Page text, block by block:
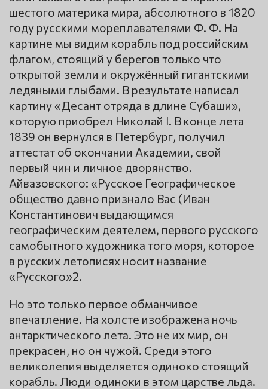
шестого материка мира, абсолютного в 1820
году русскими мореплавателями Ф. Ф. На
картине мы видим корабль под российским
флагом, стоящий у берегов только что
открытой земли и окружённый гигантскими
ледяными глыбами. В результате написал
картину «Десант отряда в длине Субаши»,
которую приобрел Николай I. В конце лета
1839 он вернулся в Петербург, получил
аттестат об окончании Академии, свой
первый чин и личное дворянство.
Айвазовского: «Русское Географическое
общество давно признало Вас (Иван
Константинович выдающимся
географическим деятелем, первого русского
самобытного художника того моря, которое
в русских летописях носит название
«Русского»2.
Но это только первое обманчивое
впечатление. На холсте изображена ночь
антарктического лета. Это не их мир, он
прекрасен, но он чужой. Среди этого
великолепия выделяется одиноко стоящий
корабль. Люди одиноки в этом царстве льда.